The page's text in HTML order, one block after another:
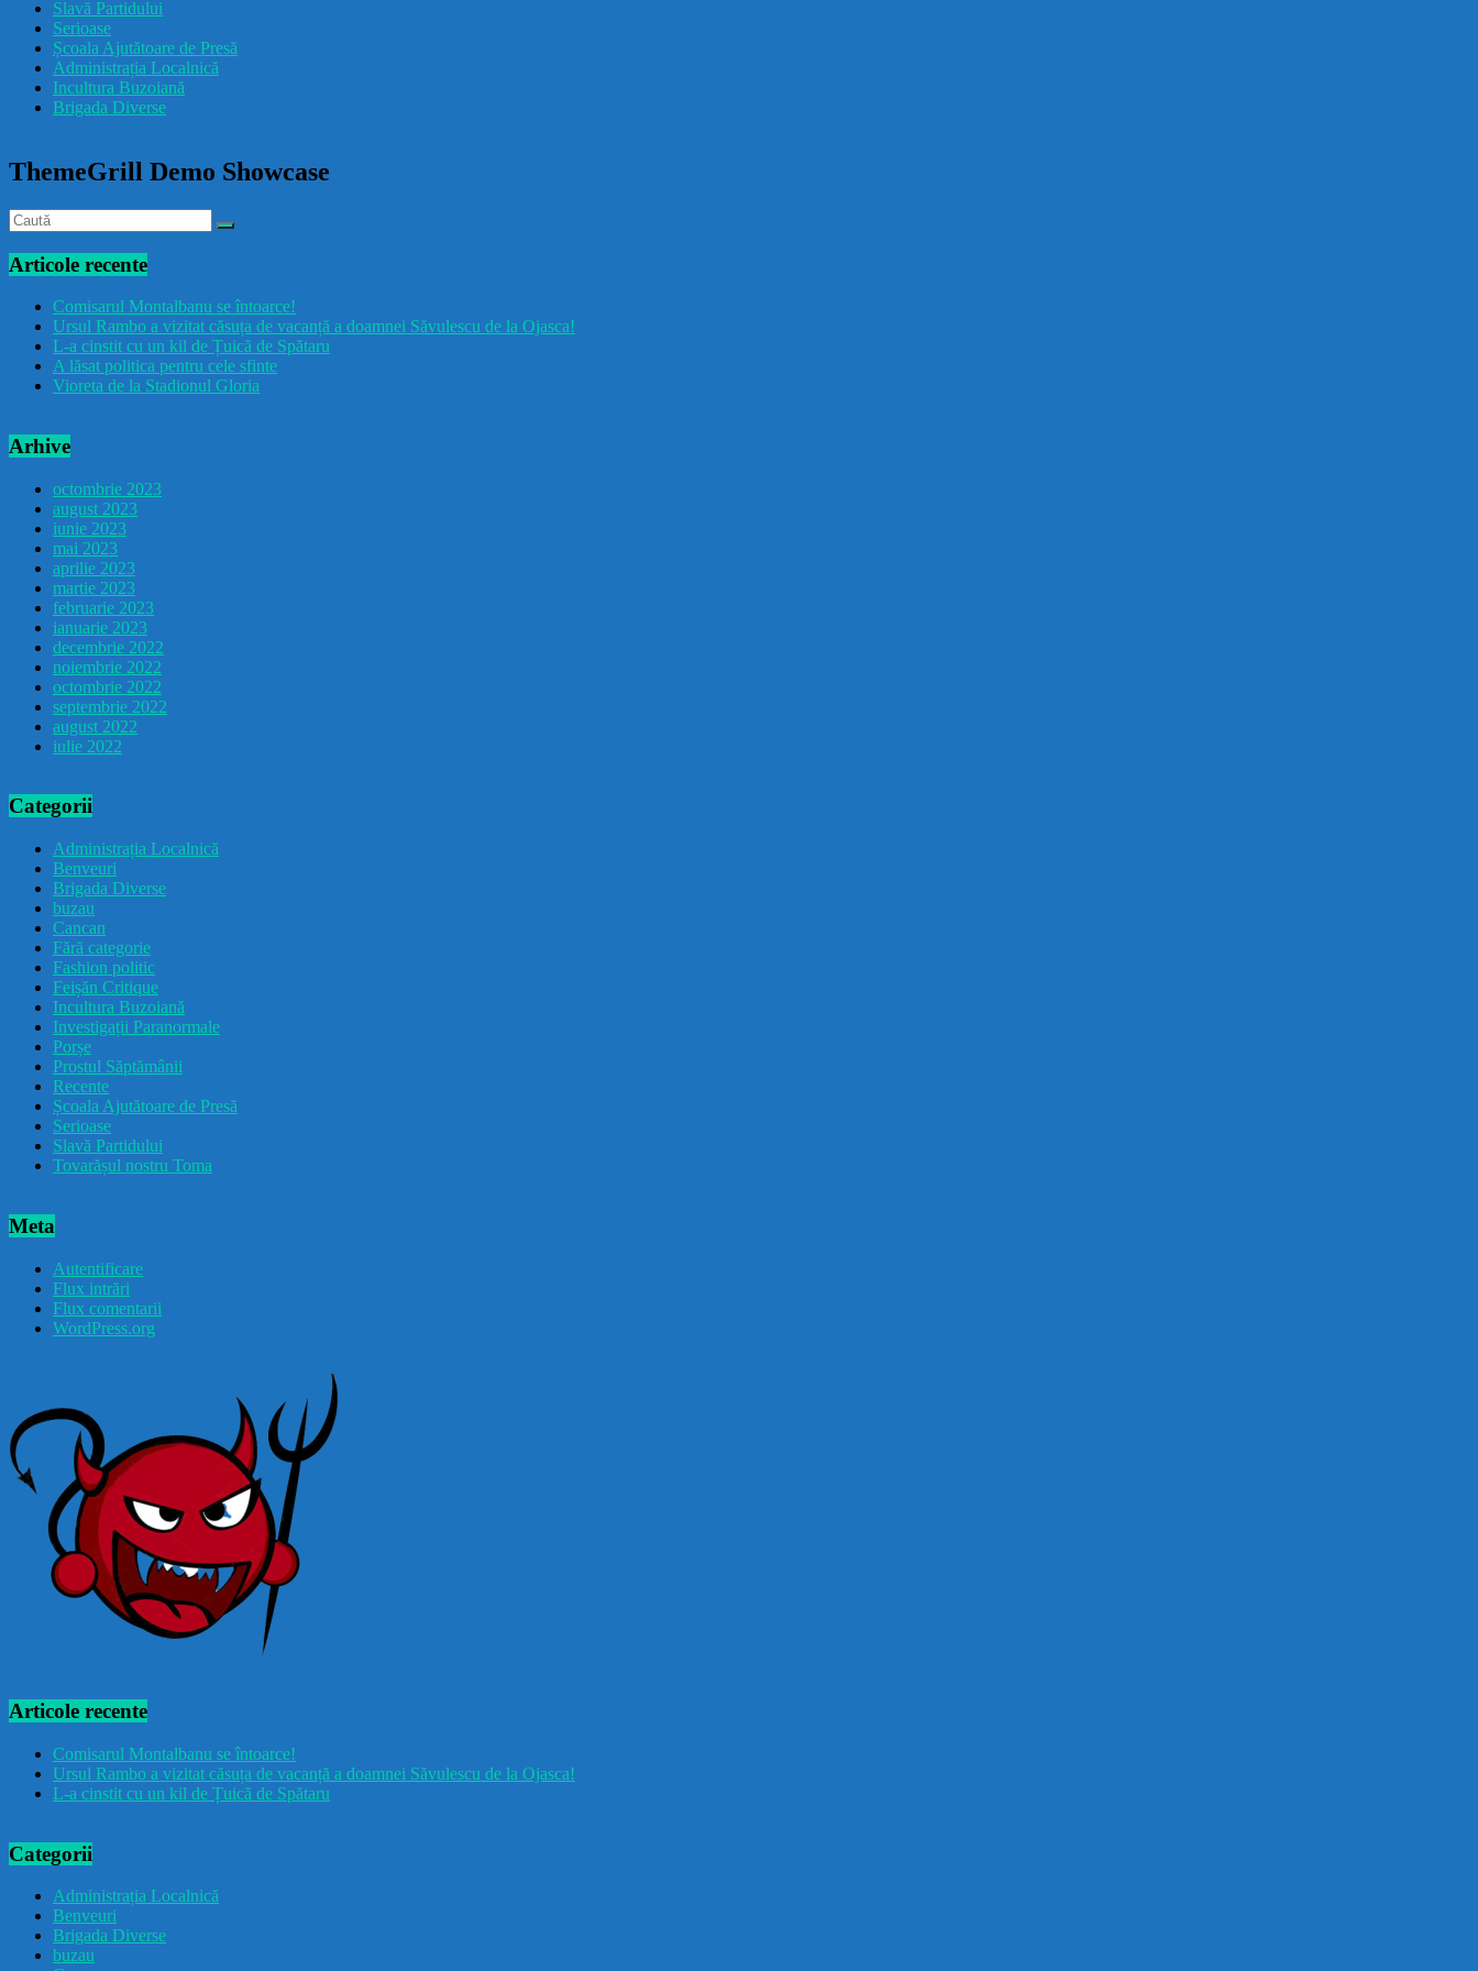
Slavă Partidului
Serioase
Școala Ajutătoare de Presă
Administrația Localnică
Incultura Buzoiană
Brigada Diverse
ThemeGrill Demo Showcase
Articole recente
Comisarul Montalbanu se întoarce!
Ursul Rambo a vizitat căsuța de vacanță a doamnei Săvulescu de la Ojasca!
L-a cinstit cu un kil de Țuică de Spătaru
A lăsat politica pentru cele sfinte
Vioreta de la Stadionul Gloria
Arhive
octombrie 2023
august 2023
iunie 2023
mai 2023
aprilie 2023
martie 2023
februarie 2023
ianuarie 2023
decembrie 2022
noiembrie 2022
octombrie 2022
septembrie 2022
august 2022
iulie 2022
Categorii
Administrația Localnică
Benveuri
Brigada Diverse
buzau
Cancan
Fără categorie
Fashion politic
Feișăn Critique
Incultura Buzoiană
Investigații Paranormale
Porșe
Prostul Săptămânii
Recente
Școala Ajutătoare de Presă
Serioase
Slavă Partidului
Tovarășul nostru Toma
Meta
Autentificare
Flux intrări
Flux comentarii
WordPress.org
Articole recente
Comisarul Montalbanu se întoarce!
Ursul Rambo a vizitat căsuța de vacanță a doamnei Săvulescu de la Ojasca!
L-a cinstit cu un kil de Țuică de Spătaru
Categorii
Administrația Localnică
Benveuri
Brigada Diverse
buzau